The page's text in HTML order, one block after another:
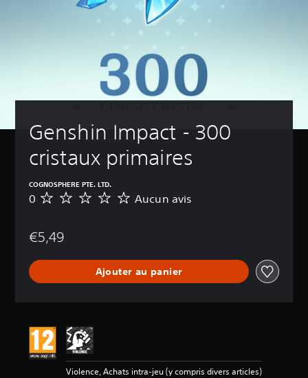
Genshin Impact - 300
cristaux primaires
COGNOSPHERE PTE. LTD.
A
u
a
v
0 Aucun avis
€5,49
Ajouter au panier
Violence, Achats intra-jeu (y compris divers articles)